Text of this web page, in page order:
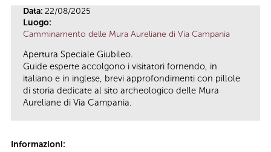
Data: 22/08/2025
Luogo:
Camminamento delle Mura Aureliane di Via Campania
Apertura Speciale Giubileo.
Guide esperte accolgono i visitatori fornendo, in
italiano e in inglese, brevi approfondimenti con pillole
di storia dedicate al sito archeologico delle Mura
Aureliane di Via Campania.
Informazioni: